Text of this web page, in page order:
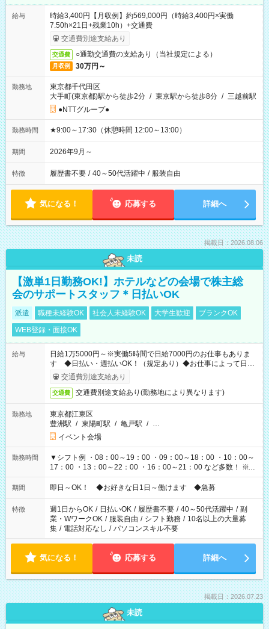
給与
時給3,400円【月収例】約569,000円（時給3,400円×実働
7.50h×21日+残業10h）+交通費
交通費別途支給あり
交通費 ○通勤交通費の支給あり（当社規定による）
月収例 30万円～
勤務地
東京都千代田区
大手町(東京都)駅から徒歩2分 / 東京駅から徒歩8分 / 三越前駅
●NTTグループ●
勤務時間 ★9:00～17:30（休憩時間 12:00～13:00）
期間 2026年9月～
特徴 履歴書不要 / 40～50代活躍中 / 服装自由
気になる！ 応募する 詳細へ
掲載日：2026.08.06
未読
【激単1日勤務OK!】ホテルなどの会場で株主総
会のサポートスタッフ＊日払いOK
派遣 職種未経験OK 社会人未経験OK 大学生歓迎
ブランクOK
WEB登録・面接OK
給与
日給1万5000円～※実働5時間で日給7000円のお仕事もありま
す ◆日払い・週払いOK！（規定あり）◆お仕事によって日給
も異なります
交通費別途支給あり
交通費 交通費別途支給あり(勤務地により異なります)
勤務地
東京都江東区
豊洲駅 / 東陽町駅 / 亀戸駅 / …
イベント会場
勤務時間
▼シフト例 ・08：00～19：00 ・09：00～18：00 ・10：00～
17：00 ・13：00～22：00 ・16：00～21：00 など多数！ ※お
仕事により勤務時間が異なります
期間 即日～OK！ ◆お好きな日1日～働けます ◆急募
特徴 週1日からOK / 日払いOK / 履歴書不要 / 40～50代活躍中 / 副
業・WワークOK / 服装自由 / シフト勤務 / 10名以上の大量募
集 / 電話対応なし / パソコンスキル不要
気になる！ 応募する 詳細へ
掲載日：2026.07.23
未読